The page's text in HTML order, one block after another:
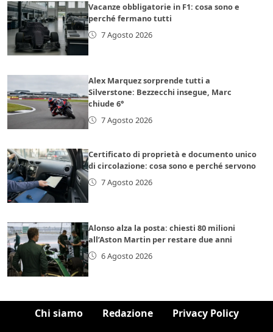
Vacanze obbligatorie in F1: cosa sono e
perché fermano tutti
7 Agosto 2026
Alex Marquez sorprende tutti a
Silverstone: Bezzecchi insegue, Marc
chiude 6°
7 Agosto 2026
Certificato di proprietà e documento unico
di circolazione: cosa sono e perché servono
7 Agosto 2026
Alonso alza la posta: chiesti 80 milioni
all’Aston Martin per restare due anni
6 Agosto 2026
Chi siamo Redazione
Privacy Policy